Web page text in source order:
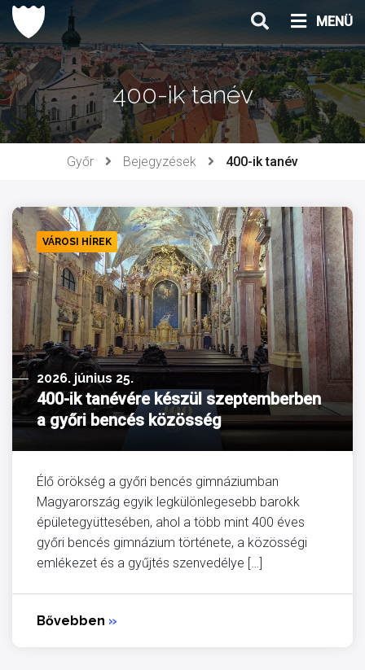
Ugrás
tartalomhoz
MENÜ
400-ik tanév
Győr Bejegyzések 400-ik tanév
VÁROSI HÍREK
2026. június 25.
400-ik tanévére készül szeptemberben
a győri bencés közösség
Élő örökség a győri bencés gimnáziumban
Magyarország egyik legkülönlegesebb barokk
épületegyüttesében, ahol a több mint 400 éves
győri bencés gimnázium története, a közösségi
emlékezet és a gyűjtés szenvedélye […]
Bővebben »